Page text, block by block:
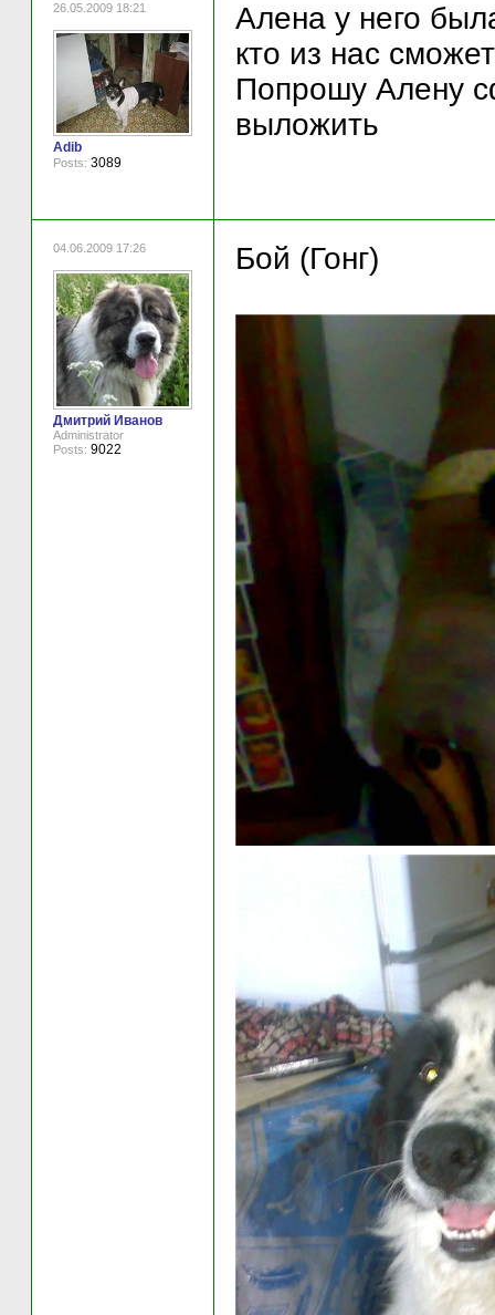
26.05.2009 18:21
Adib
Posts: 3089
Алена у него
кто из нас
Попрошу Алену
выложить
04.06.2009 17:26
Дмитрий Иванов
Administrator
Posts: 9022
Бой (Гонг)